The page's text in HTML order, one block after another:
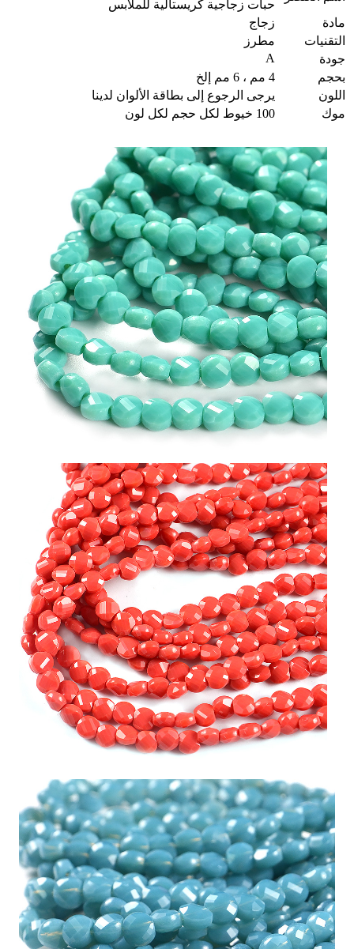
حبات زجاجية كريستالية للملابس
مادة
زجاج
التقنيات
مطرز
جودة
A
بحجم
4 مم ، 6 مم إلخ
اللون
يرجى الرجوع إلى بطاقة الألوان لدينا
موك
100 خيوط لكل حجم لكل لون